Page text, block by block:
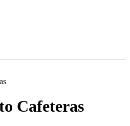
Cafeteras